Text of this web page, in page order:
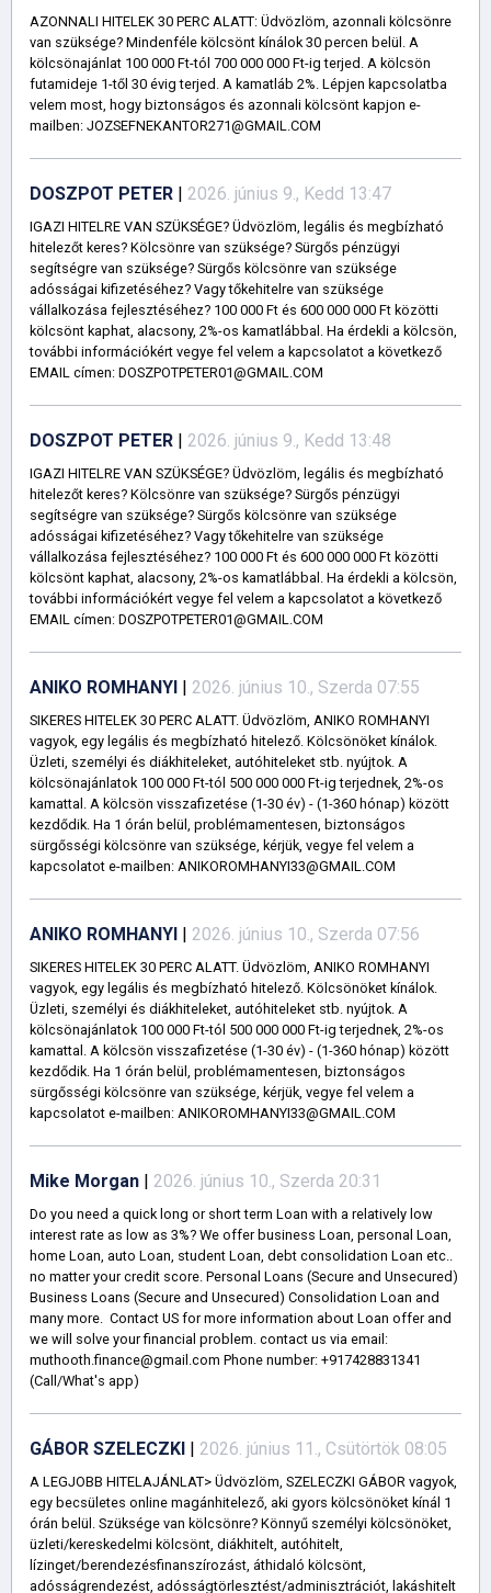
AZONNALI HITELEK 30 PERC ALATT: Üdvözlöm, azonnali kölcsönre
van szüksége? Mindenféle kölcsönt kínálok 30 percen belül. A
kölcsönajánlat 100 000 Ft-tól 700 000 000 Ft-ig terjed. A kölcsön
futamideje 1-től 30 évig terjed. A kamatláb 2%. Lépjen kapcsolatba
velem most, hogy biztonságos és azonnali kölcsönt kapjon e-
mailben: JOZSEFNEKANTOR271@GMAIL.COM
DOSZPOT PETER | 2026. június 9., Kedd 13:47
IGAZI HITELRE VAN SZÜKSÉGE? Üdvözlöm, legális és megbízható
hitelezőt keres? Kölcsönre van szüksége? Sürgős pénzügyi
segítségre van szüksége? Sürgős kölcsönre van szüksége
adósságai kifizetéséhez? Vagy tőkehitelre van szüksége
vállalkozása fejlesztéséhez? 100 000 Ft és 600 000 000 Ft közötti
kölcsönt kaphat, alacsony, 2%-os kamatlábbal. Ha érdekli a kölcsön,
további információkért vegye fel velem a kapcsolatot a következő
EMAIL címen: DOSZPOTPETER01@GMAIL.COM
DOSZPOT PETER | 2026. június 9., Kedd 13:48
IGAZI HITELRE VAN SZÜKSÉGE? Üdvözlöm, legális és megbízható
hitelezőt keres? Kölcsönre van szüksége? Sürgős pénzügyi
segítségre van szüksége? Sürgős kölcsönre van szüksége
adósságai kifizetéséhez? Vagy tőkehitelre van szüksége
vállalkozása fejlesztéséhez? 100 000 Ft és 600 000 000 Ft közötti
kölcsönt kaphat, alacsony, 2%-os kamatlábbal. Ha érdekli a kölcsön,
további információkért vegye fel velem a kapcsolatot a következő
EMAIL címen: DOSZPOTPETER01@GMAIL.COM
ANIKO ROMHANYI | 2026. június 10., Szerda 07:55
SIKERES HITELEK 30 PERC ALATT. Üdvözlöm, ANIKO ROMHANYI
vagyok, egy legális és megbízható hitelező. Kölcsönöket kínálok.
Üzleti, személyi és diákhiteleket, autóhiteleket stb. nyújtok. A
kölcsönajánlatok 100 000 Ft-tól 500 000 000 Ft-ig terjednek, 2%-os
kamattal. A kölcsön visszafizetése (1-30 év) - (1-360 hónap) között
kezdődik. Ha 1 órán belül, problémamentesen, biztonságos
sürgősségi kölcsönre van szüksége, kérjük, vegye fel velem a
kapcsolatot e-mailben: ANIKOROMHANYI33@GMAIL.COM
ANIKO ROMHANYI | 2026. június 10., Szerda 07:56
SIKERES HITELEK 30 PERC ALATT. Üdvözlöm, ANIKO ROMHANYI
vagyok, egy legális és megbízható hitelező. Kölcsönöket kínálok.
Üzleti, személyi és diákhiteleket, autóhiteleket stb. nyújtok. A
kölcsönajánlatok 100 000 Ft-tól 500 000 000 Ft-ig terjednek, 2%-os
kamattal. A kölcsön visszafizetése (1-30 év) - (1-360 hónap) között
kezdődik. Ha 1 órán belül, problémamentesen, biztonságos
sürgősségi kölcsönre van szüksége, kérjük, vegye fel velem a
kapcsolatot e-mailben: ANIKOROMHANYI33@GMAIL.COM
Mike Morgan | 2026. június 10., Szerda 20:31
Do you need a quick long or short term Loan with a relatively low
interest rate as low as 3%? We offer business Loan, personal Loan,
home Loan, auto Loan, student Loan, debt consolidation Loan etc..
no matter your credit score. Personal Loans (Secure and Unsecured)
Business Loans (Secure and Unsecured) Consolidation Loan and
many more. Contact US for more information about Loan offer and
we will solve your financial problem. contact us via email:
muthooth.finance@gmail.com Phone number: +917428831341
(Call/What's app)
GÁBOR SZELECZKI | 2026. június 11., Csütörtök 08:05
A LEGJOBB HITELAJÁNLAT> Üdvözlöm, SZELECZKI GÁBOR vagyok,
egy becsületes online magánhitelező, aki gyors kölcsönöket kínál 1
órán belül. Szüksége van kölcsönre? Könnyű személyi kölcsönöket,
üzleti/kereskedelmi kölcsönt, diákhitelt, autóhitelt,
lízinget/berendezésfinanszírozást, áthidaló kölcsönt,
adósságrendezést, adósságtörlesztést/adminisztrációt, lakáshitelt